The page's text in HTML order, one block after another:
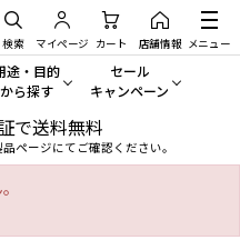
検索 マイページ カート 店舗情報 メニュー
みる
途・目的
から探す
般向けパソコン
リエイティブ向け
セール
キャンペーン
セール・キャンペー
で送料無料
ページにてご確認ください。